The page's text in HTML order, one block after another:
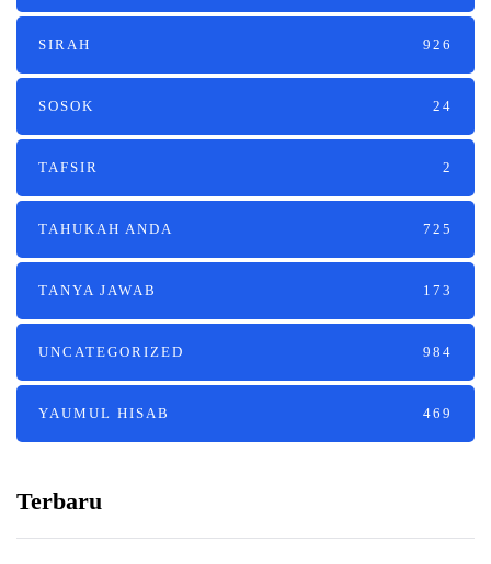
SIRAH 926
SOSOK 24
TAFSIR 2
TAHUKAH ANDA 725
TANYA JAWAB 173
UNCATEGORIZED 984
YAUMUL HISAB 469
Terbaru